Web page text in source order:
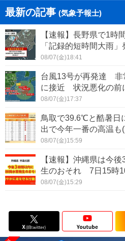
最新の記事 (気象予報士)
【速報】長野県で1
「記録的短時間大雨」
08/07(金)18:41
台風13号が再発達 非
に接近 状況悪化の前
08/07(金)17:37
鳥取で39.6℃と酷暑
出で今年一番の高温も
08/07(金)15:59
【速報】沖縄県は今
生のおそれ 7日15時
08/07(金)15:29